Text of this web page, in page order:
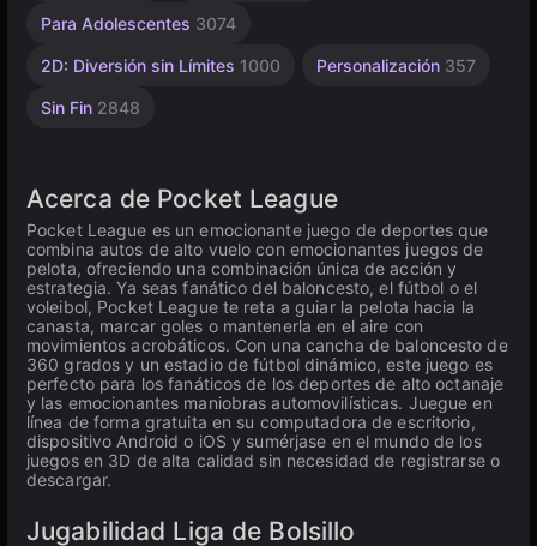
Para Adolescentes 3074
2D: Diversión sin Límites 1000 Personalización 357
Sin Fin 2848
491
3570
coches
Acerca de Pocket League
Pocket League es un emocionante juego de deportes que
combina autos de alto vuelo con emocionantes juegos de
pelota, ofreciendo una combinación única de acción y
estrategia. Ya seas fanático del baloncesto, el fútbol o el
voleibol, Pocket League te reta a guiar la pelota hacia la
canasta, marcar goles o mantenerla en el aire con
movimientos acrobáticos. Con una cancha de baloncesto de
360 grados y un estadio de fútbol dinámico, este juego es
perfecto para los fanáticos de los deportes de alto octanaje
y las emocionantes maniobras automovilísticas. Juegue en
línea de forma gratuita en su computadora de escritorio,
dispositivo Android o iOS y sumérjase en el mundo de los
juegos en 3D de alta calidad sin necesidad de registrarse o
descargar.
Jugabilidad Liga de Bolsillo